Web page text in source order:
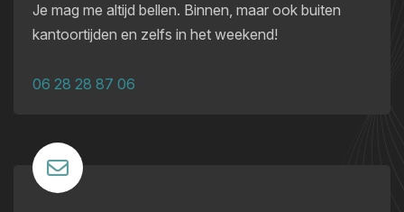
Je mag me altijd bellen. Binnen, maar ook buiten
kantoortijden en zelfs in het weekend!
06 28 28 87 06